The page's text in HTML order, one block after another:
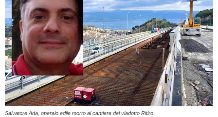
Salvatore Ada, operaio edile morto al cantiere del viadotto Ritiro